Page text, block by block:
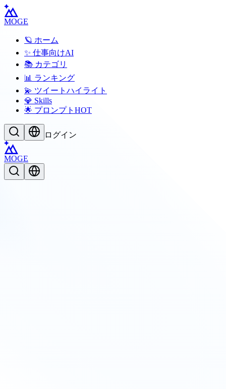
MOGE
🪐 ホーム
✨ 仕事向けAI
📚 カテゴリ
📊 ランキング
💫 ツイートハイライト
💎 Skills
🌟 プロンプト HOT
ログイン
MOGE